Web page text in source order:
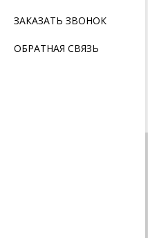
ЗАКАЗАТЬ ЗВОНОК
ОБРАТНАЯ СВЯЗЬ